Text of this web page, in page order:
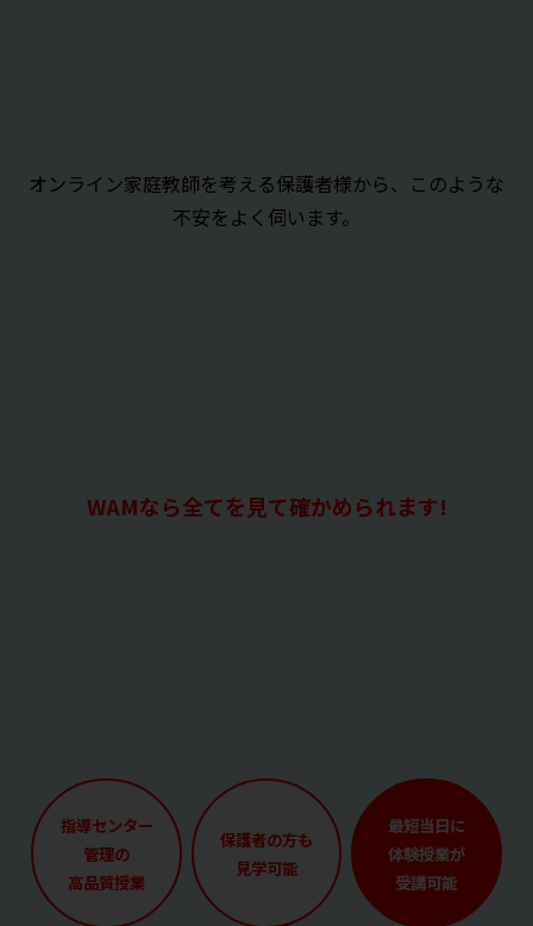
オンライン家庭教師を考える保護者様から、このような
不安をよく伺います。
WAMなら全てを見て確かめられます!
指導センター
管理の
高品質授業
保護者の方も
見学可能
最短当日に
体験授業が
受講可能